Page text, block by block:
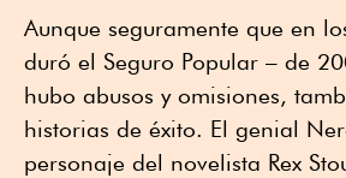
Aunque seguramente que en
duró el Seguro Popular – de
hubo abusos y omisiones,
historias de éxito. El genial
personaje del novelista Rex